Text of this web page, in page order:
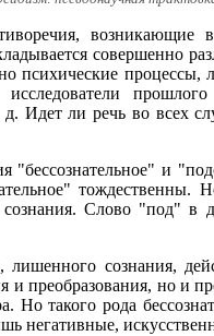
возникающие
совершенно
психические
прошлого
д. Идет ли речь во всех
"бессознательное" и
Слово "под" в
сознания,
и преобразования, но и
Но такого рода
негативные,